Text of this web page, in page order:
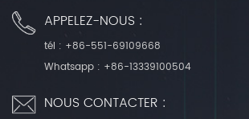
APPELEZ-NOUS :
tél : +86-551-69109668
Whatsapp : +86-13339100504
NOUS CONTACTER :